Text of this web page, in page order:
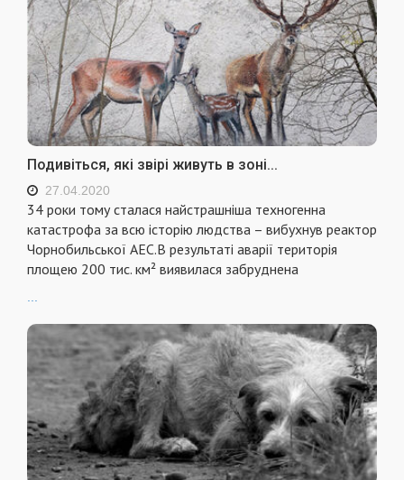
Подивіться, які звірі живуть в зоні...
27.04.2020
34 роки тому сталася найстрашніша техногенна
катастрофа за всю історію людства – вибухнув реактор
Чорнобильської АЕС.В результаті аварії територія
площею 200 тис. км² виявилася забруднена